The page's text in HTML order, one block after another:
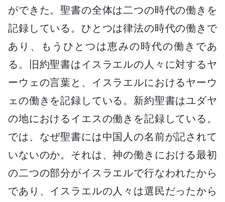
ができた。聖書の全体は二つの時代の働きを
記録している。ひとつは律法の時代の働きで
あり、もうひとつは恵みの時代の働きであ
る。旧約聖書はイスラエルの人々に対するヤ
ーウェの言葉と、イスラエルにおけるヤーウ
ェの働きを記録している。新約聖書はユダヤ
の地におけるイエスの働きを記録している。
では、なぜ聖書には中国人の名前が記されて
いないのか。それは、神の働きにおける最初
の二つの部分がイスラエルで行なわれたから
であり、イスラエルの人々は選民だったから